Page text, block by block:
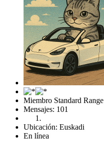
Miembro Standard Range
Mensajes: 101
Ubicación: Euskadi
En línea